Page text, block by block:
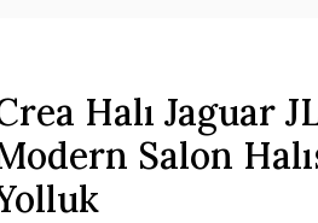
Halı Jaguar
Salon